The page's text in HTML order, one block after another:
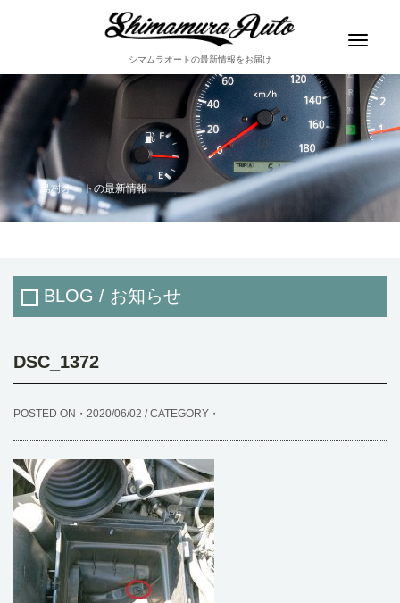
シマムラオートの最新情報をお届け
Toggle
島村オートの最新情報
BLOG / お知らせ
DSC_1372
POSTED ON・2020/06/02 / CATEGORY・